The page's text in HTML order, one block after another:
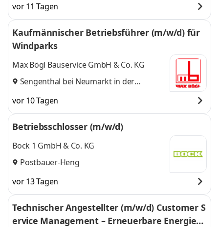
vor 11 Tagen
Kaufmännischer Betriebsführer (m/w/d) für
Windparks
Max Bögl Bauservice GmbH & Co. KG
Sengenthal bei Neumarkt in der
vor 10 Tagen
Betriebsschlosser (m/w/d)
Bock 1 GmbH & Co. KG
Postbauer-Heng
vor 13 Tagen
Technischer Angestellter (m/w/d) Customer S
ervice Management – Erneuerbare Energien